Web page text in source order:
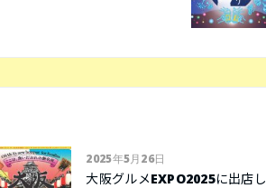
2025年5月26日
大阪グルメEXPO2025に出店し